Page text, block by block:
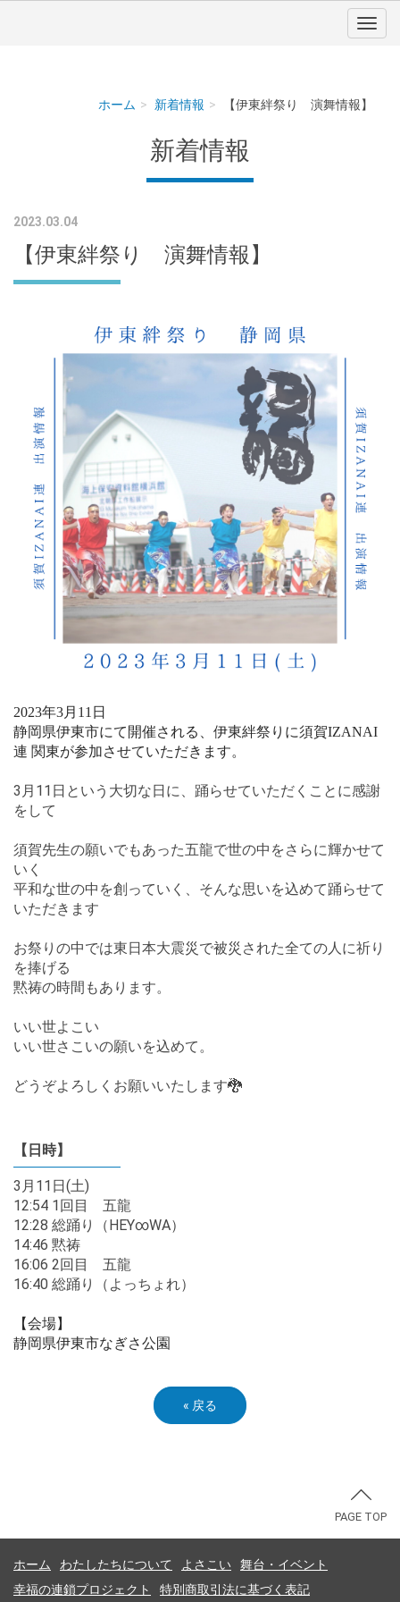
ホーム 新着情報 【伊東絆祭り 演舞情報】
新着情報
2023.03.04
【伊東絆祭り 演舞情報】
2023年3月11日
静岡県伊東市にて開催される、伊東絆祭りに須賀IZANAI
連 関東が参加させていただきます。
3月11日という大切な日に、踊らせていただくことに感謝
をして
須賀先生の願いでもあった五龍で世の中をさらに輝かせて
いく
平和な世の中を創っていく、そんな思いを込めて踊らせて
いただきます
お祭りの中では東日本大震災で被災された全ての人に祈り
を捧げる
黙祷の時間もあります。
いい世よこい
いい世さこいの願いを込めて。
どうぞよろしくお願いいたします🐉
【日時】
3月11日(土)
12:54 1回目 五龍
12:28 総踊り（HEY∞WA）
14:46 黙祷
16:06 2回目 五龍
16:40 総踊り（よっちょれ）
【会場】
静岡県伊東市なぎさ公園
« 戻る
PAGE TOP
ホーム わたしたちについて よさこい
舞台・イベント
幸福の連鎖プロジェクト
特別商取引法に基づく表記